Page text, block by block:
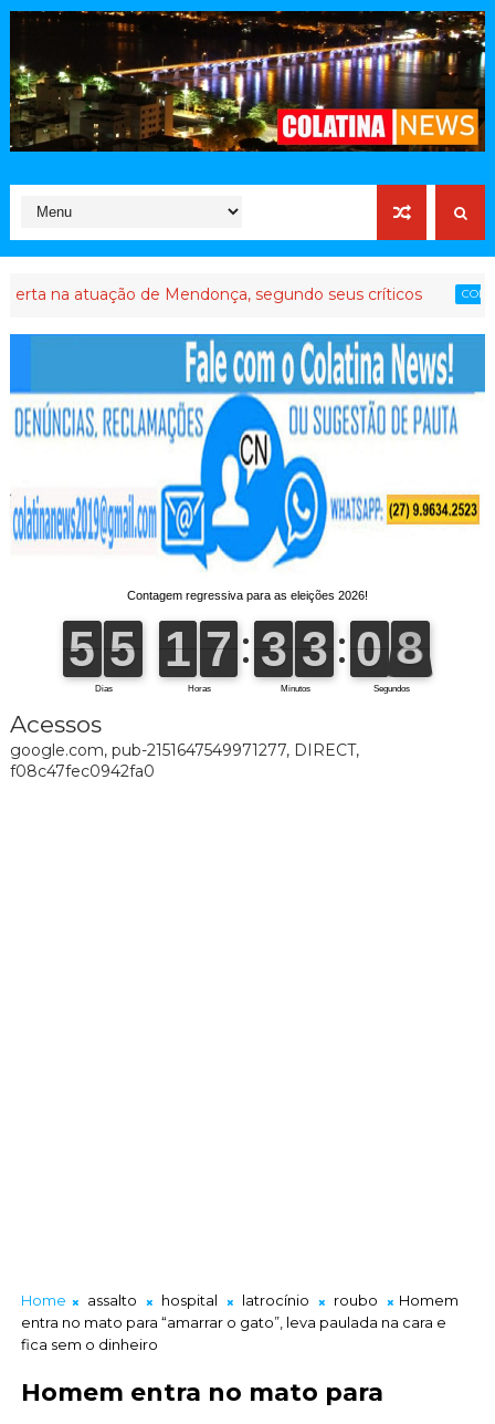
de Mendonça, segundo seus críticos COLATINA Até
Acessos
google.com, pub-2151647549971277, DIRECT,
f08c47fec0942fa0
Home assalto hospital latrocínio roubo
Homem
entra no mato para “amarrar o gato”, leva paulada na cara e
fica sem o dinheiro
Homem entra no mato para